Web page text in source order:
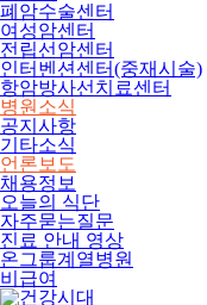
폐암수술센터
여성암센터
전립선암센터
인터벤션센터(중재시술)
항암방사선치료센터
병원소식
공지사항
기타소식
언론보도
채용정보
오늘의 식단
자주묻는질문
진료 안내 영상
온그룹계열병원
비급여